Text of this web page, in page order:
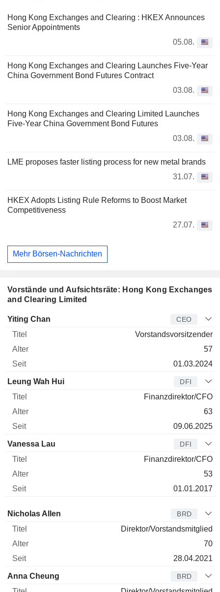
Hong Kong Exchanges and Clearing : HKEX Announces
Senior Appointments
05.08.
Hong Kong Exchanges and Clearing Launches Five-Year
China Government Bond Futures Contract
03.08.
Hong Kong Exchanges and Clearing Limited Launches
Five-Year China Government Bond Futures
03.08.
LME proposes faster listing process for new metal brands
31.07.
HKEX Adopts Listing Rule Reforms to Boost Market
Competitiveness
27.07.
Mehr Börsen-Nachrichten
Vorstände und Aufsichtsräte: Hong Kong Exchanges
and Clearing Limited
Manager Titel
Yiting Chan CEO
Vorstandsvorsitzender
57
01.03.2024
Leung Wah Hui DFI
Finanzdirektor/CFO
63
09.06.2025
Vanessa Lau DFI
Finanzdirektor/CFO
53
01.01.2017
Verwaltungsratsmitglied
Nicholas Allen BRD
Direktor/Vorstandsmitglied
70
28.04.2021
Anna Cheung BRD